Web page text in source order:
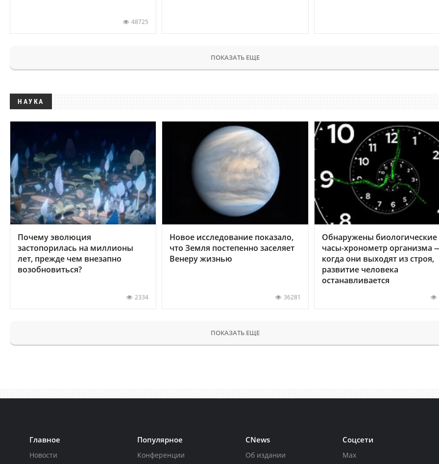
48725
ПОКАЗАТЬ ЕЩЕ
НАУКА
Почему эволюция
застопорилась на миллионы
лет, прежде чем внезапно
возобновиться?
2334
Новое исследование показало,
что Земля постепенно заселяет
Венеру жизнью
36281
Обнаружены биологические
часы-хронометр организма
когда они выходят из строя,
развитие человека
останавливается
ПОКАЗАТЬ ЕЩЕ
Главное
Новости
Популярное
Конференции
CNews
Об издании
Соцсети
Max